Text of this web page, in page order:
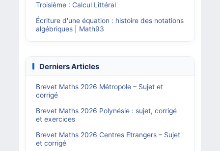
Troisième : Calcul Littéral
Écriture d'une équation : histoire des notations
algébriques | Math93
Derniers Articles
Brevet Maths 2026 Métropole – Sujet et
corrigé
Brevet Maths 2026 Polynésie : sujet, corrigé
et exercices
Brevet Maths 2026 Centres Etrangers – Sujet
et corrigé